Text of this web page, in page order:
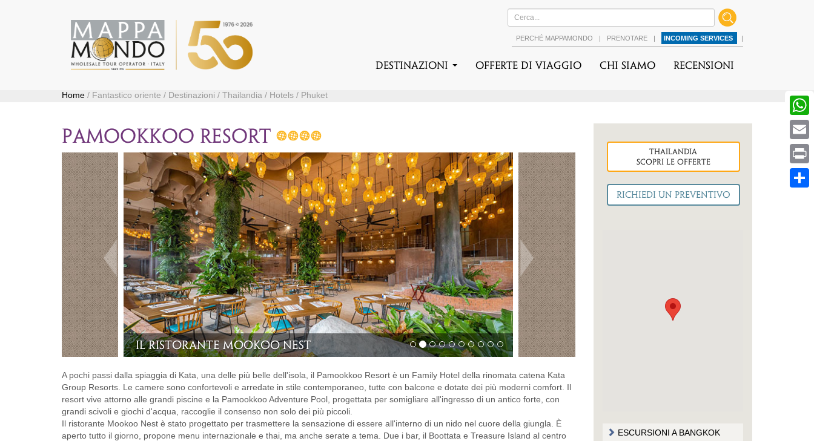
PERCHÉ MAPPAMONDO | PRENOTARE | INCOMING SERVICES |
DESTINAZIONI Offerte di viaggio Chi Siamo Recensioni
Home / Fantastico oriente / Destinazioni / Thailandia / Hotels / Phuket
PAMOOKKOO RESORT
Camera Deluxe
Precedente Successiva
A pochi passi dalla spiaggia di Kata, una delle più belle dell'isola, il Pamookkoo Resort è un Family Hotel della rinomata catena Kata
Group Resorts. Le camere sono confortevoli e arredate in stile contemporaneo, tutte con balcone e dotate dei più moderni comfort. Il
resort vive attorno alle grandi piscine e la Pamookkoo Adventure Pool, progettata per somigliare all'ingresso di un antico forte, con
grandi scivoli e giochi d'acqua, raccoglie il consenso non solo dei più piccoli.
Il ristorante Mookoo Nest è stato progettato per trasmettere la sensazione di essere all'interno di un nido nel cuore della giungla. È
aperto tutto il giorno, propone menu internazionale e thai, ma anche serate a tema. Due i bar, il Boottata e Treasure Island al centro
thailandia
Scopri le OFFERTE
ESCURSIONI A BANGKOK